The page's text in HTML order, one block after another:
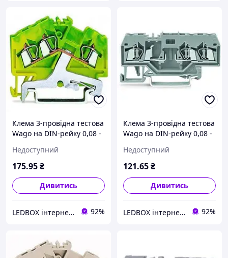
Клема 3-провідна тестова
Wago на DIN-рейку 0,08 -
Недоступний
175.95₴
Дивитись
LEDBOX інтернет-магазин 92%
Клема 3-провідна тестова
Wago на DIN-рейку 0,08 -
Недоступний
121.65₴
Дивитись
LEDBOX інтернет-магазин 92%